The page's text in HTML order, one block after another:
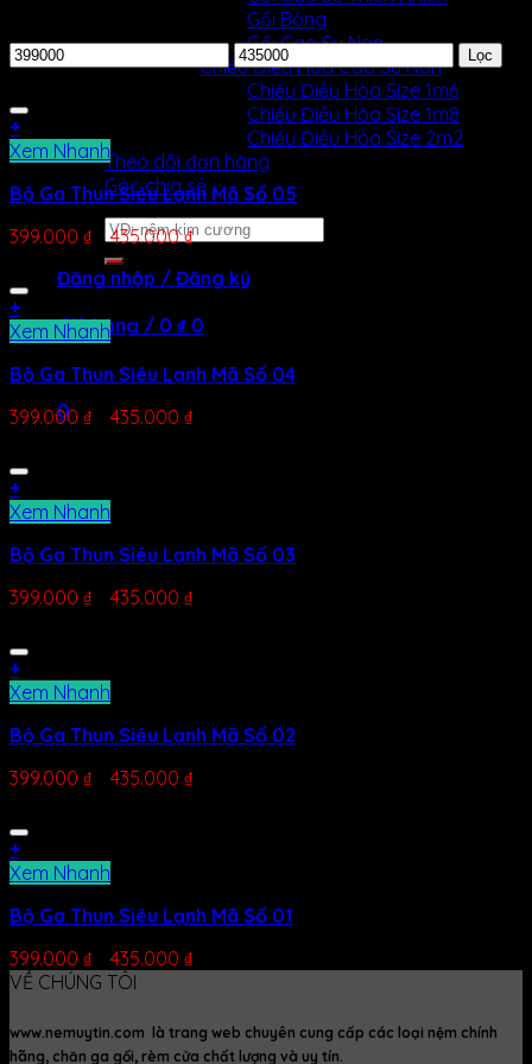
Gối Bông
Gối Cao Su Non
Chiếu Điều Hòa Cao Su Non
Chiếu Điều Hòa Size 1m6
Chiếu Điều Hòa Size 1m8
Chiếu Điều Hòa Size 2m2
Theo dõi đơn hàng
Góc chia sẻ
Tìm
kiếm:
Đăng nhập / Đăng ký
Giỏ hàng / 0 ₫ 0
Chưa có sản phẩm trong giỏ hàng.
0
Chưa có sản phẩm trong giỏ hàng.
Lọc
+
Xem Nhanh
Bộ Ga Thun Siêu Lạnh Mã Số 05
399.000 ₫ –435.000₫
+
Xem Nhanh
Bộ Ga Thun Siêu Lạnh Mã Số 04
399.000 ₫ 435.000 ₫
+
Xem Nhanh
Bộ Ga Thun Siêu Lạnh Mã Số 03
399.000 ₫ 435.000 ₫
+
Xem Nhanh
Bộ Ga Thun Siêu Lạnh Mã Số 02
399.000 ₫ 435.000 ₫
+
Xem Nhanh
Bộ Ga Thun Siêu Lạnh Mã Số 01
399.000 ₫ 435.000 ₫
VỀ CHÚNG TÔI
www.nemuytin.com là trang web chuyên cung cấp các loại nệm chính
hãng, chăn ga gối, rèm cửa chất lượng và uy tín.